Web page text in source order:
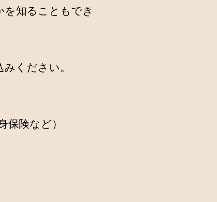
知ることもでき
ください。
険など）